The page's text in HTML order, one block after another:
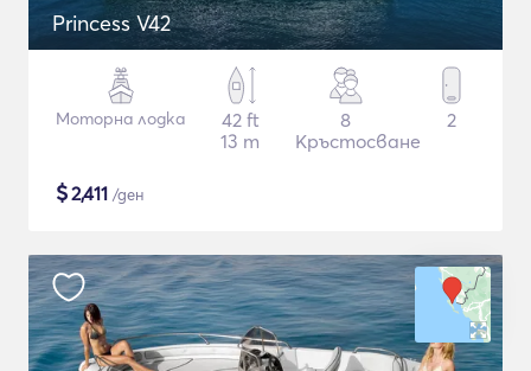
Princess V42
Моторна лодка
42 ft
13 m
8
Кръстосване
2
$2,411 /ден